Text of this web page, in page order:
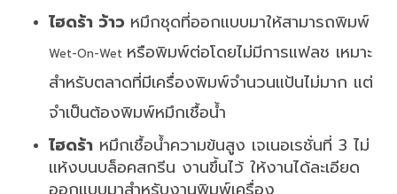
ไฮดร้า ว้าว หมึกชุดที่ออกแบบมาให้สามารถพิมพ์
Wet-On-Wet หรือพิมพ์ต่อโดยไม่มีการแฟลช เหมาะ
สำหรับตลาดที่มีเครื่องพิมพ์จำนวนแป้นไม่มาก แต่
จำเป็นต้องพิมพ์หมึกเชื้อน้ำ
ไฮดร้า หมึกเชื้อน้ำความข้นสูง เจเนอเรชั่นที่ 3 ไม่
แห้งบนบล็อคสกรีน งานขึ้นไว้ ให้งานได้ละเอียด